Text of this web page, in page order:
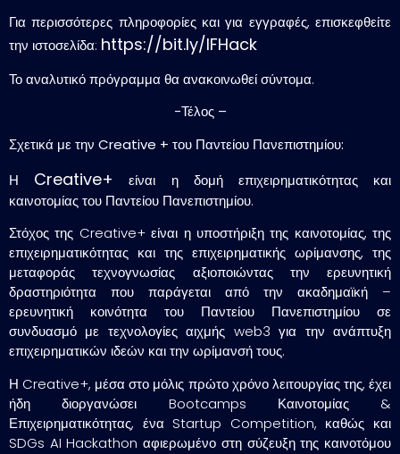
Για περισσότερες πληροφορίες και για εγγραφές, επισκεφθείτε
την ιστοσελίδα: https://bit.ly/IFHack
Το αναλυτικό πρόγραμμα θα ανακοινωθεί σύντομα.
-Τέλος –
Σχετικά με την Creative + του Παντείου Πανεπιστημίου:
Η Creative+
είναι η δομή επιχειρηματικότητας και
καινοτομίας του Παντείου Πανεπιστημίου.
Στόχος της Creative+ είναι η υποστήριξη της καινοτομίας, της
επιχειρηματικότητας και της επιχειρηματικής ωρίμανσης, της
μεταφοράς τεχνογνωσίας αξιοποιώντας την ερευνητική
δραστηριότητα που παράγεται από την ακαδημαϊκή –
ερευνητική κοινότητα του Παντείου Πανεπιστημίου σε
συνδυασμό με τεχνολογίες αιχμής web3 για την ανάπτυξη
επιχειρηματικών ιδεών και την ωρίμανσή τους.
Η Creative+, μέσα στο μόλις πρώτο χρόνο λειτουργίας της, έχει
ήδη διοργανώσει Bootcamps Καινοτομίας &
Επιχειρηματικότητας, ένα Startup Competition, καθώς και
SDGs AI Hackathon αφιερωμένο στη σύζευξη της καινοτόμου